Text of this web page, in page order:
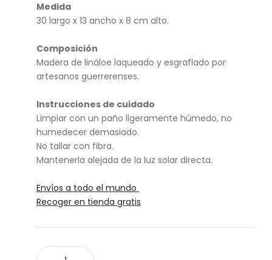
Medida
30 largo x 13 ancho x 8 cm alto.
Composición
Madera de lináloe laqueado y esgrafiado por
artesanos guerrerenses.
Instrucciones de cuidado
Limpiar con un paño ligeramente húmedo, no
humedecer demasiado.
No tallar con fibra.
Mantenerla alejada de la luz solar directa.
Envíos a todo el mundo
Recoger en tienda gratis